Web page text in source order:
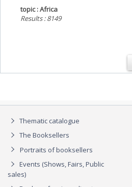
topic : Africa
Results : 8149
Thematic catalogue
The Booksellers
Portraits of booksellers
Events (Shows, Fairs, Public
sales)